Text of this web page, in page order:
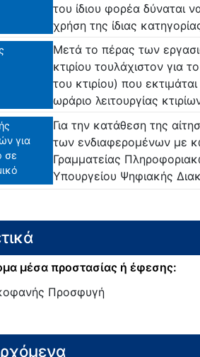
του ίδιου φορέα δύναται
χρήση της ίδιας
Μετά το πέρας των
κτιρίου τουλάχιστον για
του κτιρίου) που
ωράριο λειτουργίας
για
σε
Για την κατάθεση της
των ενδιαφερομένων με
Γραμματείας
Υπουργείου Ψηφιακής
μέσα προστασίας ή έφεσης:
Προσφυγή